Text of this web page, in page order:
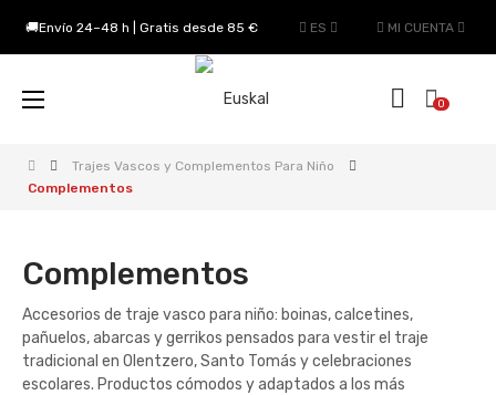
🚚Envío 24–48 h | Gratis desde 85 € ES MI CUENTA
Navegación
☰ 0
Trajes Vascos y Complementos Para Niño
Complementos
Complementos
Accesorios de traje vasco para niño: boinas, calcetines,
pañuelos, abarcas y gerrikos pensados para vestir el traje
tradicional en Olentzero, Santo Tomás y celebraciones
escolares. Productos cómodos y adaptados a los más